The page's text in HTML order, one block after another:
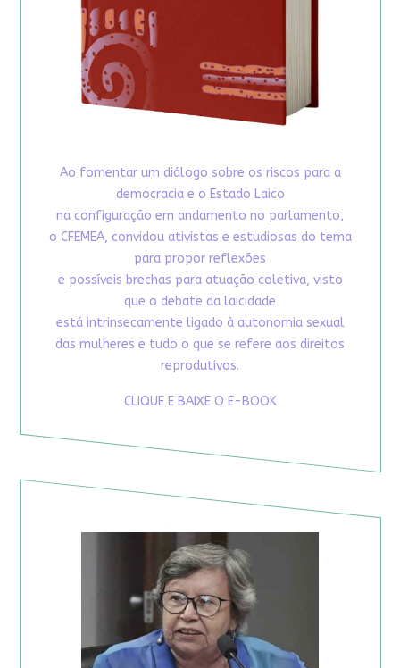
Ao fomentar um diálogo sobre os riscos para a
democracia e o Estado Laico
na configuração em andamento no parlamento,
o CFEMEA, convidou ativistas e estudiosas do tema
para propor reflexões
e possíveis brechas para atuação coletiva, visto
que o debate da laicidade
está intrinsecamente ligado à autonomia sexual
das mulheres e tudo o que se refere aos direitos
reprodutivos.
CLIQUE E BAIXE O E-BOOK